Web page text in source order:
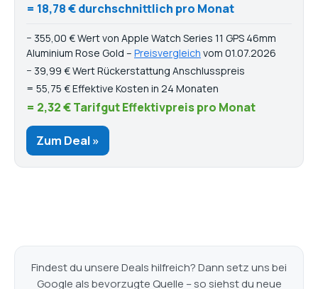
= 18,78 € durchschnittlich pro Monat
− 355,00 € Wert von Apple Watch Series 11 GPS 46mm
Aluminium Rose Gold – Preisvergleich vom 01.07.2026
− 39,99 € Wert Rückerstattung Anschlusspreis
= 55,75 € Effektive Kosten in 24 Monaten
= 2,32 € Tarifgut Effektivpreis pro Monat
Zum Deal »
Findest du unsere Deals hilfreich? Dann setz uns bei
Google als bevorzugte Quelle – so siehst du neue